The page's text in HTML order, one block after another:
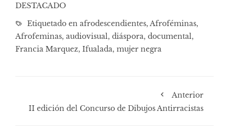
DESTACADO
Etiquetado en afrodescendientes, Afroféminas,
Afrofeminas, audiovisual, diáspora, documental,
Francia Marquez, Ifualada, mujer negra
Anterior
II edición del Concurso de Dibujos Antirracistas